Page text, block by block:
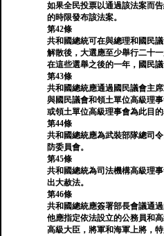
如果全民投票以通過該法案而
的時限發布該法案。
第42條
共和國總統可在與總理和國民
解散後，大選應至少舉行二十一
在這些選舉之後的一年，國民議
第43條
共和國總統應通過國民議會主
與國民議會和領土單位高級理
或領土單位高級理事會為此目的
第44條
共和國總統應為武裝部隊總司
防委員會。
第45條
共和國總統為司法機構高級理
出大赦法。
第46條
共和國總統應簽署部長會議通過
他應指定依法設立的公務員和高
高級大臣，將軍和海軍上將，